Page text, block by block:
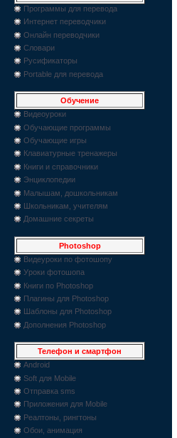
Программы для перевода
Интернет переводчики
Онлайн переводчики
Словари
Русификаторы
Portable для перевода
Обучение
Видеоуроки
Обучающие программы
Обучающие игры
Клавиатурные тренажеры
Книги и справочники
Энциклопедии
Малышам, дошкольникам
Школьникам, учителям
Домашние секреты
Photoshop
Видеуроки по фотошопу
Уроки фотошопа
Книги по Photoshop
Плагины для Photoshop
Шаблоны для Photoshop
Дополнения Photoshop
Телефон и смартфон
Android
Soft для Mobile
Отправка sms
Приложения для Mobile
Реалтоны, рингтоны
Обои, анимация